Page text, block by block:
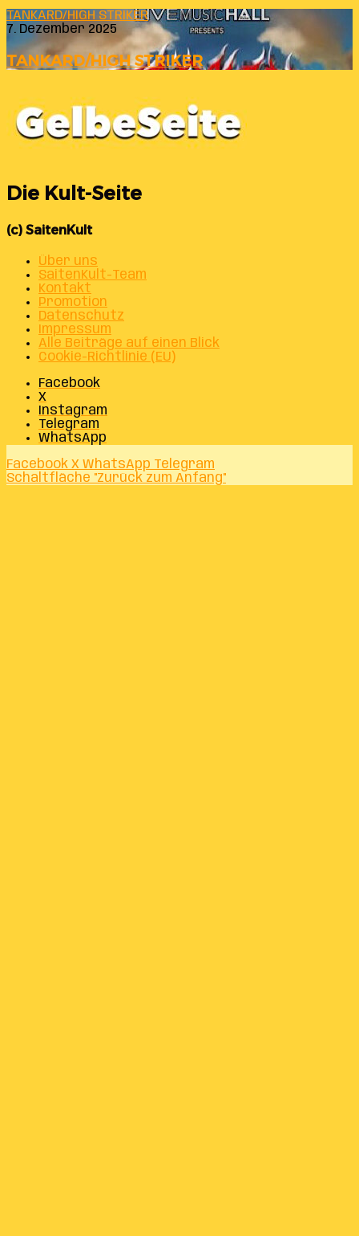
TANKARD/HIGH STRIKER
7. Dezember 2025
TANKARD/HIGH STRIKER
Die Kult-Seite
(c) SaitenKult
Über uns
SaitenKult-Team
Kontakt
Promotion
Datenschutz
Impressum
Alle Beiträge auf einen Blick
Cookie-Richtlinie (EU)
Facebook
X
Instagram
Telegram
WhatsApp
Facebook X WhatsApp Telegram
Schaltfläche "Zurück zum Anfang"